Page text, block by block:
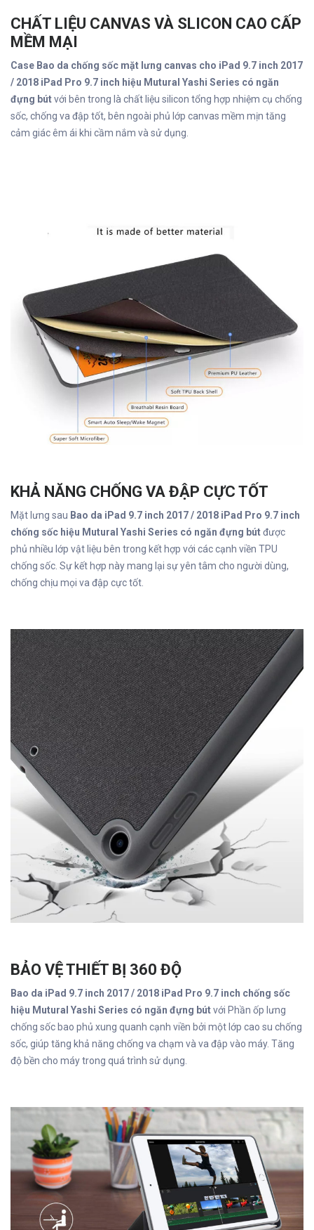
CHẤT LIỆU CANVAS VÀ SLICON CAO CẤP
MỀM MẠI
Case Bao da chống sốc mặt lưng canvas cho iPad 9.7 inch 2017
/ 2018 iPad Pro 9.7 inch hiệu Mutural Yashi Series có ngăn
đựng bútvới bên trong là chất liệu silicon tổng hợp nhiệm cụ chống
sốc, chống va đập tốt, bên ngoài phủ lớp canvas mềm mịn tăng
cảm giác êm ái khi cầm nắm và sử dụng.
KHẢ NĂNG CHỐNG VA ĐẬP CỰC TỐT
Mặt lưng sau Bao da iPad 9.7 inch 2017 / 2018 iPad Pro 9.7 inch
chống sốc hiệu Mutural Yashi Series có ngăn đựng bútđược
phủ nhiều lớp vật liệu bên trong kết hợp với các cạnh viền TPU
chống sốc. Sự kết hợp này mang lại sự yên tâm cho người dùng,
chống chịu mọi va đập cực tốt.
BẢO VỆ THIẾT BỊ 360 ĐỘ
Bao da iPad 9.7 inch 2017 / 2018 iPad Pro 9.7 inch chống sốc
hiệu Mutural Yashi Series có ngăn đựng bútvới Phần ốp lưng
chống sốc bao phủ xung quanh cạnh viền bởi một lớp cao su chống
sốc, giúp tăng khả năng chống va chạm và va đập vào máy. Tăng
độ bền cho máy trong quá trình sử dụng.